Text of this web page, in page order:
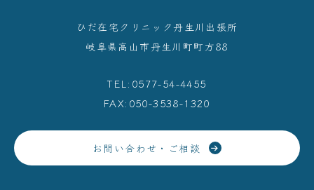
ひだ在宅クリニック丹生川出張所
岐阜県高山市丹生川町町方88
TEL:0577-54-4455
FAX:050-3538-1320
お問い合わせ・ご相談